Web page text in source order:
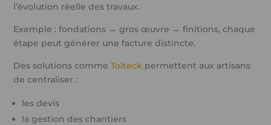
l’évolution réelle des travaux.
Exemple : fondations → gros œuvre → finitions, chaque
étape peut générer une facture distincte.
Des solutions commeTolteck permettent aux artisans
de centraliser :
les devis
la gestion des chantiers